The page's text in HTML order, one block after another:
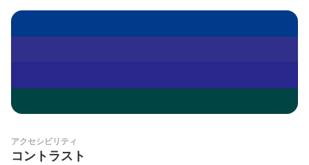
アクセシビリティ
コントラスト